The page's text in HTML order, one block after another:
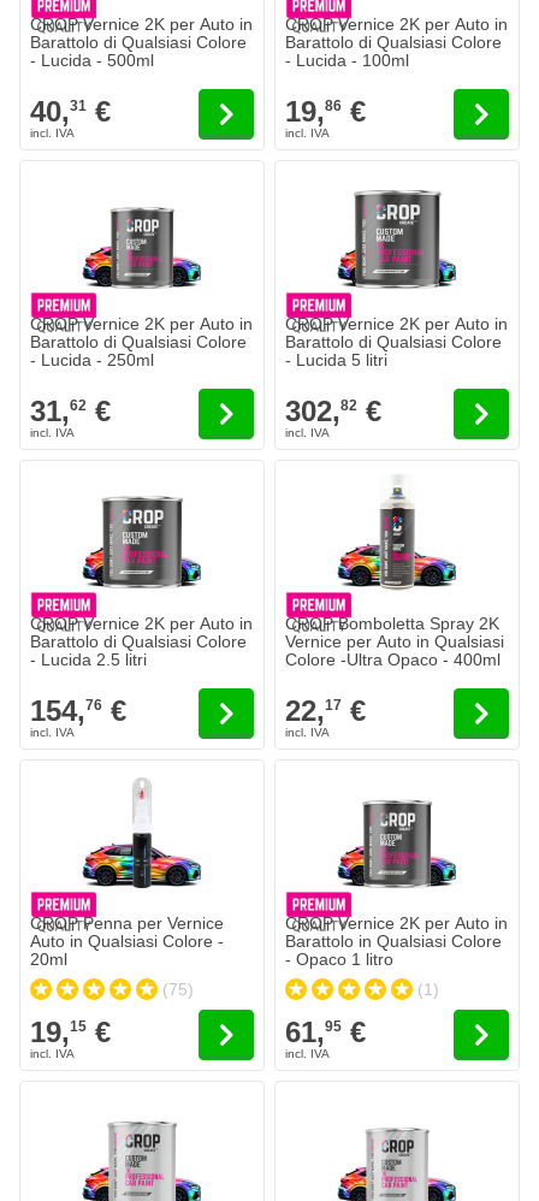
CROP Vernice 2K per Auto in
Barattolo di Qualsiasi Colore
- Lucida - 500ml
40,31 €
CROP Vernice 2K per Auto in
Barattolo di Qualsiasi Colore
- Lucida - 100ml
19,86 €
CROP Vernice 2K per Auto in
Barattolo di Qualsiasi Colore
- Lucida - 250ml
31,62 €
CROP Vernice 2K per Auto in
Barattolo di Qualsiasi Colore
- Lucida 5 litri
302,82 €
CROP Vernice 2K per Auto in
Barattolo di Qualsiasi Colore
- Lucida 2.5 litri
154,76 €
CROP Bomboletta Spray 2K
Vernice per Auto in Qualsiasi
Colore -Ultra Opaco - 400ml
22,17 €
CROP Penna per Vernice
Auto in Qualsiasi Colore -
20ml
(75)
19,15 €
CROP Vernice 2K per Auto in
Barattolo in Qualsiasi Colore
- Opaco 1 litro
(1)
61,95 €